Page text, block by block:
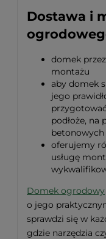
Dostawa i
domek
montażu
aby domek
jego
podłoże, na
oferujemy
usługę
Domek ogrodowy
o jego
sprawdzi się w
gdzie narzędzia